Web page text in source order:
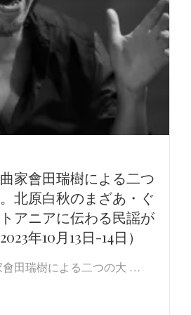
家會田瑞樹による二つ
北原白秋のまざあ・ぐ
アニアに伝わる民謡が
年10月13日-14日）
田瑞樹による二つの大 …